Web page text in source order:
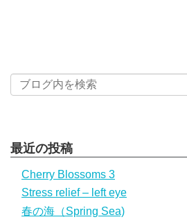
最近の投稿
Cherry Blossoms 3
Stress relief – left eye
春の海（Spring Sea)